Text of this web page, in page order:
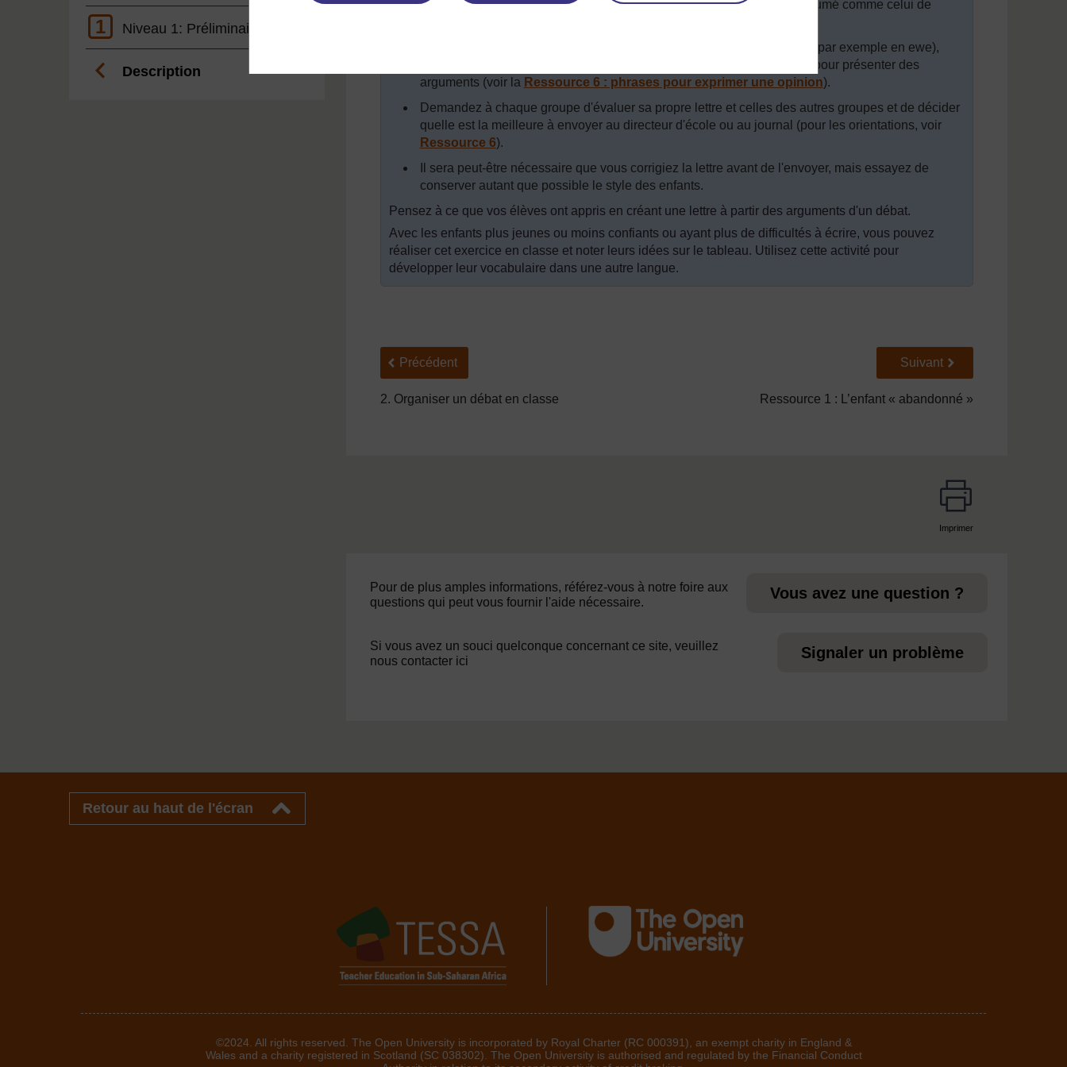
1 Niveau 1: Préliminaire
Description
Ensuite, rédigez la structure de la lettre au tableau sous forme d’un résumé comme celui de
Les enfants peuvent vouloir écrire cette lettre en une langue différente (par exemple en ewe),
donnez-leur par conséquent des orientations sur les phrases à utiliser pour présenter des
arguments (voir la Ressource 6 : phrases pour exprimer une opinion).
Demandez à chaque groupe d'évaluer sa propre lettre et celles des autres groupes et de décider
quelle est la meilleure à envoyer au directeur d'école ou au journal (pour les orientations, voir
Ressource 6).
Il sera peut-être nécessaire que vous corrigiez la lettre avant de l'envoyer, mais essayez de
conserver autant que possible le style des enfants.
Pensez à ce que vos élèves ont appris en créant une lettre à partir des arguments d'un débat.
Avec les enfants plus jeunes ou moins confiants ou ayant plus de difficultés à écrire, vous pouvez
réaliser cet exercice en classe et noter leurs idées sur le tableau. Utilisez cette activité pour
développer leur vocabulaire dans une autre langue.
Précédent
Précédent
2. Organiser un débat en classe
Suivant
Suivant
Ressource 1 : L’enfant « abandonné »
Imprimer
Pour de plus amples informations, référez-vous à notre foire aux
questions qui peut vous fournir l'aide nécessaire.
Vous avez une question ?
Si vous avez un souci quelconque concernant ce site, veuillez
nous contacter ici
Signaler un problème
Retour au haut de l'écran
©2024. All rights reserved. The Open University is incorporated by Royal Charter (RC 000391), an exempt charity in England &
Wales and a charity registered in Scotland (SC 038302). The Open University is authorised and regulated by the Financial Conduct